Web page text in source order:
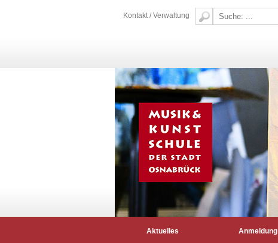
Kontakt / Verwaltung
Aktuelles Anmeldung